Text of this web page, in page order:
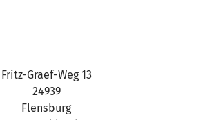
Fritz-Graef-Weg 13
24939
Flensburg